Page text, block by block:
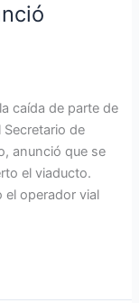
caída de parte de
de
anunció que se
el viaducto.
el operador vial